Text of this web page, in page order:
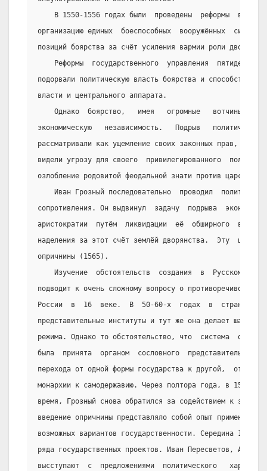
В 1550-1556 годах были  проведены  реформы  в
организацию единых  боеспособных  вооружённых  сил  и
позиций боярства за счёт усиления вармии роли
Реформы  государственного  управления  пятидесятых
подорвали политическую власть боярства и
власти и центрального аппарата.
Однако  боярство,   имея   огромные   вотчины,
экономическую   независимость.   Подрыв
рассматривали как ущемление своих законных прав, а в
видели угрозу для своего  привилегированного
озлобление родовитой феодальной знати против царской
Иван Грозный последовательно  проводил  политику
сопротивления. Он выдвинул  задачу  подрыва
аристократии  путём  ликвидации  её  обширного
наделения за этот счёт землёй дворянства.  Эту  цель
опричнины (1565).
Изучение  обстоятельств  создания  в  Русском
подводит к очень сложному вопросу о противоречивости
России  в  16  веке.  В  50-60-х  годах  в  стране
представительные институты и тут же она делает шаг в
режима. Однако то обстоятельство, что  система
была  принята  органом  сословного
перехода от одной формы государства к другой,  от
монархии к самодержавию. Через полтора года, в 1566
время, Грозный снова обратился за содействием к
введение опричнины представляло собой опыт применения
возможных вариантов государственности. Середина 16
ряда государственных проектов. Иван Пересветов,
высступают  с  предложениями  политического